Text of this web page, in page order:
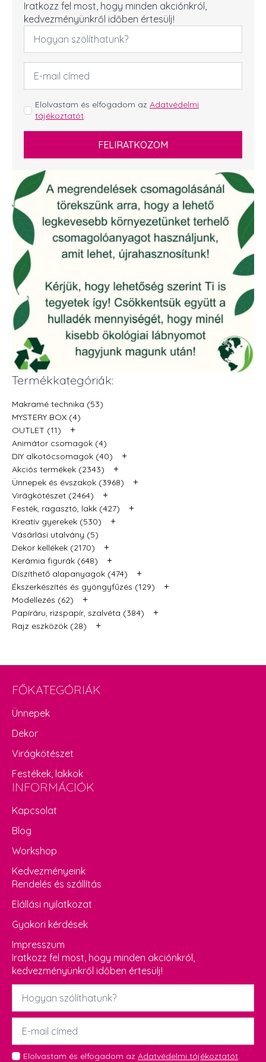
Iratkozz fel most, hogy minden akciónkról,
kedvezményünkről időben értesülj!
Név
Email
cím
GDPR
*
Elolvastam és elfogadom az Adatvédelmi
tájékoztatót.
FELIRATKOZOM
Termékkategóriák:
Makramé technika (53)
MYSTERY BOX (4)
OUTLET (11)
+
Animátor csomagok (4)
DIY alkotócsomagok (40)
+
Akciós termékek (2343) +
Ünnepek és évszakok (3968) +
Virágkötészet (2464) +
Festék, ragasztó, lakk (427) +
Kreatív gyerekek (530) +
Vásárlási utalvány (5)
Dekor kellékek (2170)
+
Kerámia figurák (648) +
Díszíthető alapanyagok (474) +
Ékszerkészítés és gyöngyfűzés (129) +
Modellezés (62) +
Papíráru, rizspapír, szalvéta (384) +
Rajz eszközök (28) +
FŐKATEGÓRIÁK
Ünnepek
Dekor
Virágkötészet
Festékek, lakkok
INFORMÁCIÓK
Kapcsolat
Blog
Workshop
Kedvezményeink
Rendelés és szállítás
Elállási nyilatkozat
Gyakori kérdések
Impresszum
Iratkozz fel most, hogy minden akciónkról,
kedvezményünkről időben értesülj!
Név
Email
GDPRElolvastam és elfogadom az Adatvédelmi tájékoztatót.